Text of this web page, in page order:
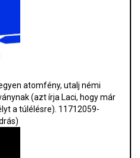
atomfény, utalj némi
(azt írja Laci, hogy már
a túlélésre). 11712059-